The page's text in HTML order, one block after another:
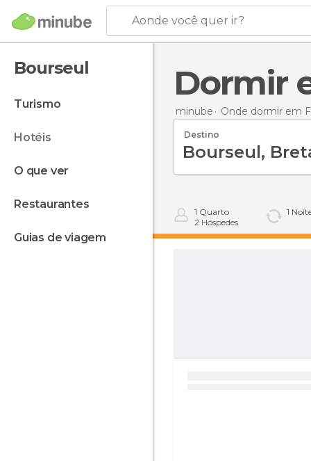
Aonde você quer ir?
Bourseul
turismo
hotéis
o que ver
restaurantes
guias de viagem
minube Onde dormir em
Destino
1 Quarto
2 Hóspedes
1